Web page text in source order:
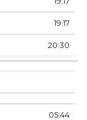
19:17
20:30
05:44